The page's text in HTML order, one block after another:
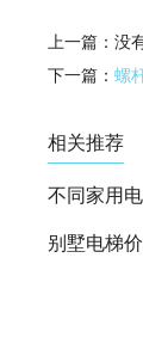
上一篇：没
下一篇： 螺
相关推荐
不同家用
别墅电梯